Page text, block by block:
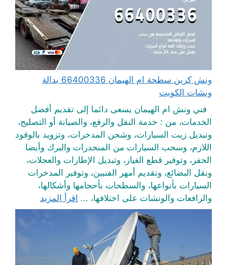
ونش كرين سطحة ام الهيمان 66400336 بدالة
ونشات الكويت
فني ونش ام الهيمان يسعى دائما إلى تقديم أفضل
الخدمات، من : خدمة النقل والرفع، والصيانة أو التصليح،
وتبديل زيت السيارات، وشحن المدخرات، وتزويد بالوقود
اللازم، وسحب السيارات من المنحدرات والبرك وأيضا
الحفر، وتوفير قطع الغيار، وتبديل الإطارات والعجلات،
ونقل البضائع، وتقديم أمهر الفنيين، وتوفير المدخرات
السيارات بأنواعها، والسطحات بأحجامها وأشكالها،
والرافعات والونشات على اختلافها، ... اقرأ المزيد